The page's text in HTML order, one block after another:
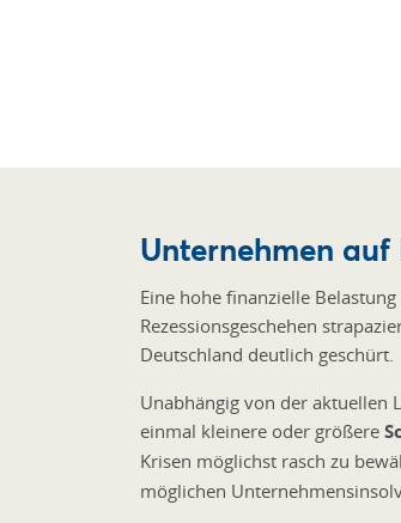
Unternehmen
Eine hohe finanzielle
Rezessionsgeschehen
Deutschland deutlich geschürt.
Unabhängig von der aktuellen
einmal kleinere oder größere
Krisen möglichst rasch zu
möglichen